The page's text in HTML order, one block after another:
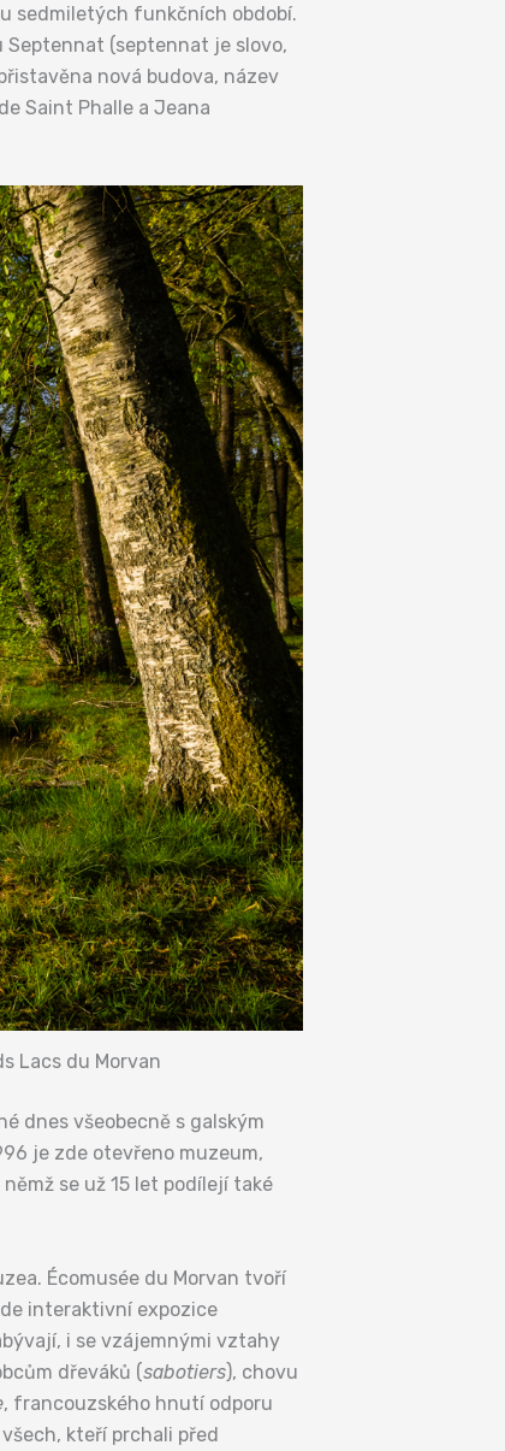
sedmiletých funkčních období.
Septennat (septennat je slovo,
nová budova, název
Saint Phalle a Jeana
Lacs du Morvan
dnes všeobecně s galským
je zde otevřeno muzeum,
se už 15 let podílejí také
Écomusée du Morvan tvoří
interaktivní expozice
i se vzájemnými vztahy
dřeváků (sabotiers), chovu
, francouzského hnutí odporu
kteří prchali před